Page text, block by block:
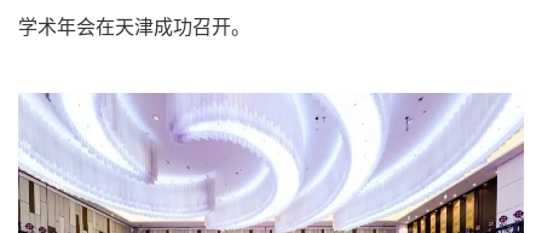
学术年会在天津成功召开。